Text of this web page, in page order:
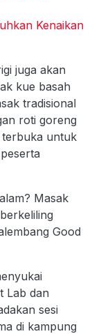
Kenaikan
juga akan
kue basah
tradisional
roti goreng
untuk
Masak
Good
Lab dan
sesi
di kampung